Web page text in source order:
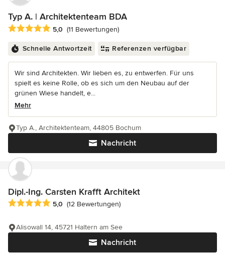
Typ A. | Architektenteam BDA
Durchschnittliche Bewertung: 5 von 5 Sternen
5,0 (11 Bewertungen)
Schnelle Antwortzeit Referenzen verfügbar
Wir sind Architekten. Wir lieben es, zu entwerfen. Für uns
spielt es keine Rolle, ob es sich um den Neubau auf der
grünen Wiese handelt, e...
Mehr
Nachricht
Typ A., Architektenteam, 44805 Bochum
Dipl.-Ing. Carsten Krafft Architekt
Durchschnittliche Bewertung: 5 von 5 Sternen
5,0 (12 Bewertungen)
Nachricht
Alisowall 14, 45721 Haltern am See